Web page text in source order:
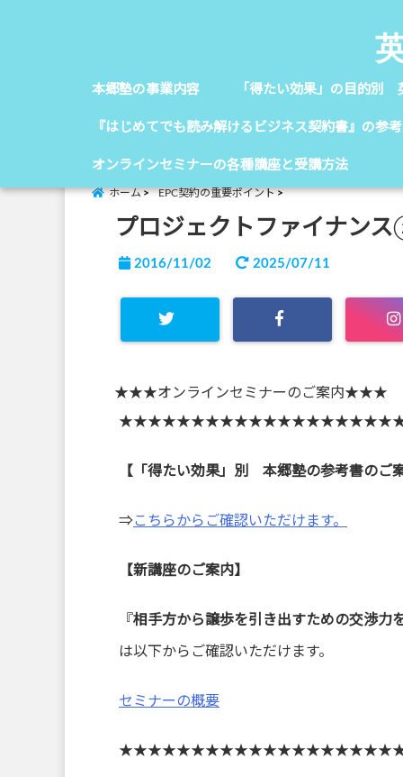
本郷塾の事業内容 「得たい効果」の目的別
『はじめてでも読み解けるビジネス契約書』の参
オンラインセミナーの各種講座と受講方法
ホーム EPC契約の重要ポイント
プロジェクトファイナン
2016/11/02 2025/07/11
★★★オンラインセミナーのご案内★★★
【「得たい効果」別 本郷塾の参考書のご
⇒こちらからご確認いただけます。
【新講座のご案内】
『相手方から譲歩を引き出すための交渉力
は以下からご確認いただけます。
セミナーの概要